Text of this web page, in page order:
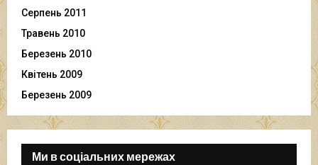
Серпень 2011
Травень 2010
Березень 2010
Квітень 2009
Березень 2009
Ми в соціальних мережах